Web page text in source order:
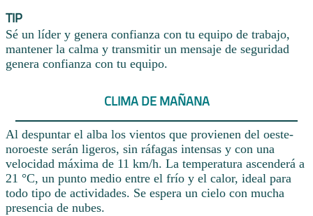
TIP
Sé un líder y genera confianza con tu equipo de trabajo,
mantener la calma y transmitir un mensaje de seguridad
genera confianza con tu equipo.
CLIMA DE MAÑANA
Al despuntar el alba los vientos que provienen del oeste-
noroeste serán ligeros, sin ráfagas intensas y con una
velocidad máxima de 11 km/h. La temperatura ascenderá a
21 °C, un punto medio entre el frío y el calor, ideal para
todo tipo de actividades. Se espera un cielo con mucha
presencia de nubes.